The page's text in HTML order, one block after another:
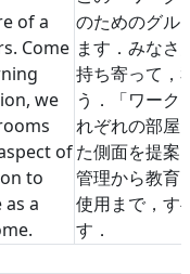
of a
Come
we
of
to
a
のためのグル
ます．みなさ
持ち寄って，
う．「ワーク
れぞれの部屋
た側面を提案
管理から教育
使用まで，す
す．